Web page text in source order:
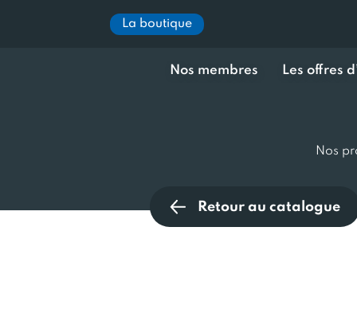
La boutique
Nos membres Les offres
Nos
Retour au catalogue